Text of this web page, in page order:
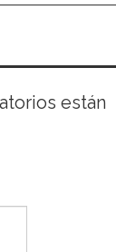
están